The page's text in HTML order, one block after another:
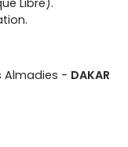
Almadies - DAKAR